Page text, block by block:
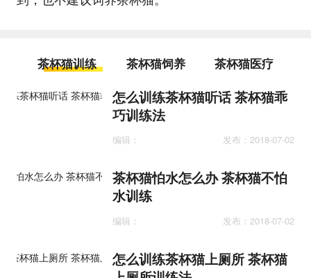
茶杯猫训练 茶杯猫饲养 茶杯猫医疗
怎么训练茶杯猫听话 茶杯猫乖
巧训练法
编辑： 发布：2018-07-02
茶杯猫怕水怎么办 茶杯猫不怕
水训练
编辑： 发布：2018-07-02
怎么训练茶杯猫上厕所 茶杯猫